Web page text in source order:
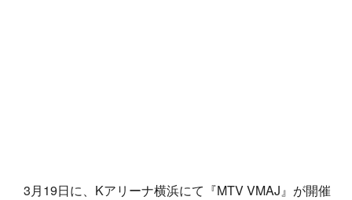
3月19日に、Kアリーナ横浜にて『MTV VMAJ』が開催